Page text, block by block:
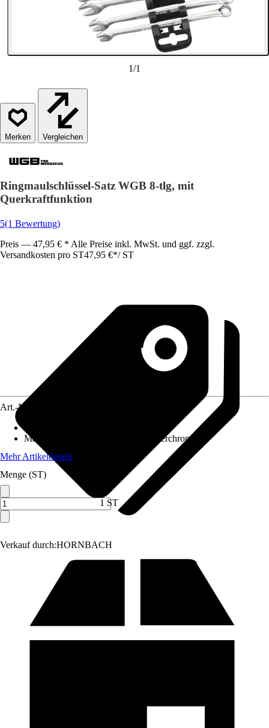
1/1
Vergleichen
Ringmaulschlüssel-Satz WGB 8-tlg, mit
Querkraftfunktion
5(1 Bewertung)
Preis — 47,95 € * Alle Preise inkl. MwSt. und ggf. zzgl.
Versandkosten pro ST47,95 €*/ ST
Verkauf durch:HORNBACH
Art.-Nr.
Material
Chrom-Vanadium-Stahl, Verchromt
Mehr Artikeldetails
Menge (ST)
1 ST